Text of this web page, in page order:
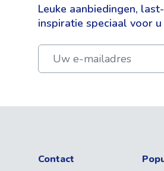
Leuke aanbiedingen,
inspiratie speciaal voor u
Contact